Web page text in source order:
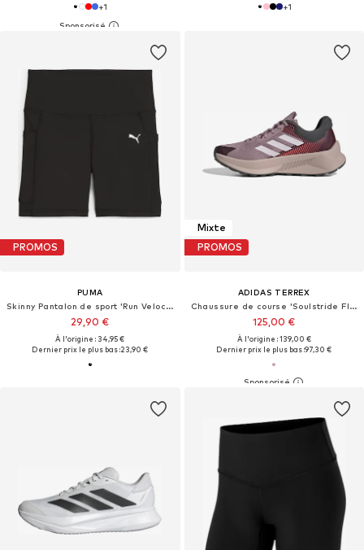
+1 +1
PROMOS
PUMA
Skinny Pantalon de sport 'Run Velocity 5'
29,90 €
À l'origine : 34,95 €
Dernier prix le plus bas :23,90 €
Mixte
PROMOS
ADIDAS TERREX
Chaussure de course 'Soulstride Flow'
125,00 €
À l'origine : 139,00 €
Dernier prix le plus bas :97,30 €